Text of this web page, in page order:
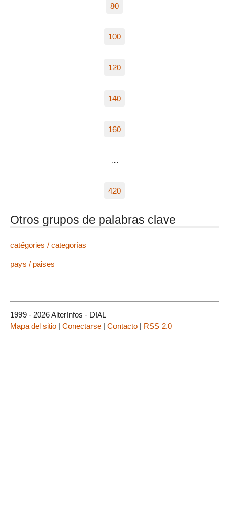
80
100
120
140
160
…
420
Otros grupos de palabras clave
catégories / categorías
pays / paises
1999 - 2026 AlterInfos - DIAL
Mapa del sitio | Conectarse | Contacto | RSS 2.0